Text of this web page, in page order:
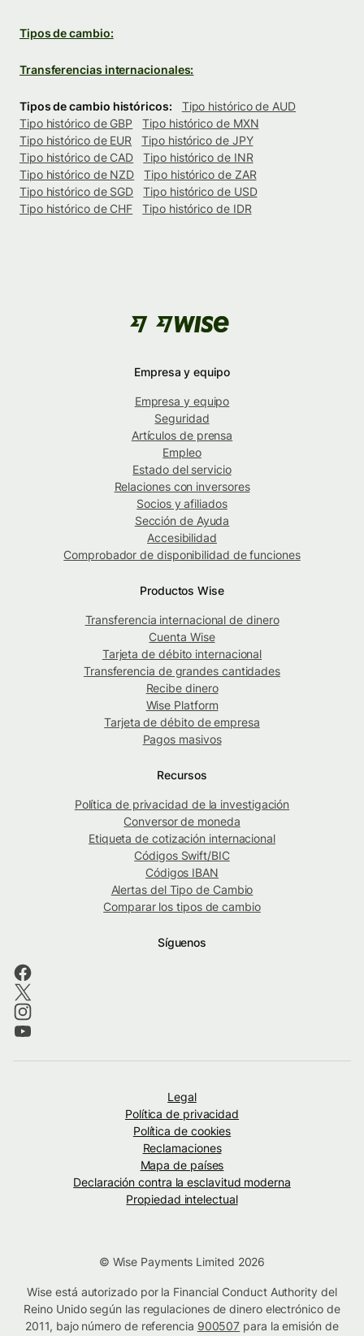
Tipos de cambio:
Transferencias internacionales:
Tipos de cambio históricos:
Tipo histórico de AUD
Tipo histórico de GBP
Tipo histórico de MXN
Tipo histórico de EUR
Tipo histórico de JPY
Tipo histórico de CAD
Tipo histórico de INR
Tipo histórico de NZD
Tipo histórico de ZAR
Tipo histórico de SGD
Tipo histórico de USD
Tipo histórico de CHF
Tipo histórico de IDR
Empresa y equipo
Empresa y equipo
Seguridad
Artículos de prensa
Empleo
Estado del servicio
Relaciones con inversores
Socios y afiliados
Sección de Ayuda
Accesibilidad
Comprobador de disponibilidad de funciones
Productos Wise
Transferencia internacional de dinero
Cuenta Wise
Tarjeta de débito internacional
Transferencia de grandes cantidades
Recibe dinero
Wise Platform
Tarjeta de débito de empresa
Pagos masivos
Recursos
Política de privacidad de la investigación
Conversor de moneda
Etiqueta de cotización internacional
Códigos Swift/BIC
Códigos IBAN
Alertas del Tipo de Cambio
Comparar los tipos de cambio
Síguenos
Legal
Política de privacidad
Política de cookies
Reclamaciones
Mapa de países
Declaración contra la esclavitud moderna
Propiedad intelectual
© Wise Payments Limited 2026
Wise está autorizado por la Financial Conduct Authority del
Reino Unido según las regulaciones de dinero electrónico de
2011, bajo número de referencia 900507 para la emisión de